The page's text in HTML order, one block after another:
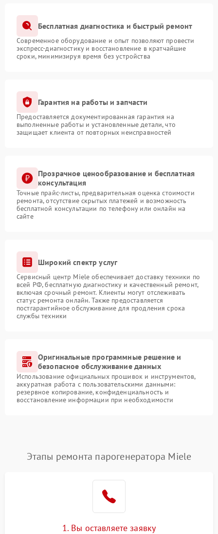
Бесплатная диагностика и быстрый ремонт
Современное оборудование и опыт позволяют провести
экспресс-диагностику и восстановление в кратчайшие
сроки, минимизируя время без устройства
Гарантия на работы и запчасти
Предоставляется документированная гарантия на
выполненные работы и установленные детали, что
защищает клиента от повторных неисправностей
Прозрачное ценообразование и бесплатная
консультация
Точные прайс-листы, предварительная оценка стоимости
ремонта, отсутствие скрытых платежей и возможность
бесплатной консультации по телефону или онлайн на
сайте
Широкий спектр услуг
Сервисный центр Miele обеспечивает доставку техники по
всей РФ, бесплатную диагностику и качественный ремонт,
включая срочный ремонт. Клиенты могут отслеживать
статус ремонта онлайн. Также предоставляется
постгарантийное обслуживание для продления срока
службы техники
Оригинальные программные решение и
безопасное обслуживание данных
Использование официальных прошивок и инструментов,
аккуратная работа с пользовательскими данными:
резервное копирование, конфиденциальность и
восстановление информации при необходимости
Этапы ремонта парогенератора Miele
1. Вы оставляете заявку